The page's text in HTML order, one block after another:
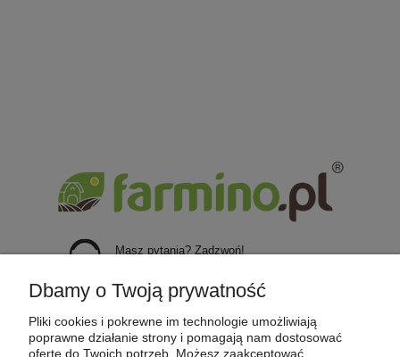
Masz pytania? Zadzwoń!
POMOC
Dbamy o Twoją prywatność
Pliki cookies i pokrewne im technologie umożliwiają
poprawne działanie strony i pomagają nam dostosować
ofertę do Twoich potrzeb. Możesz zaakceptować